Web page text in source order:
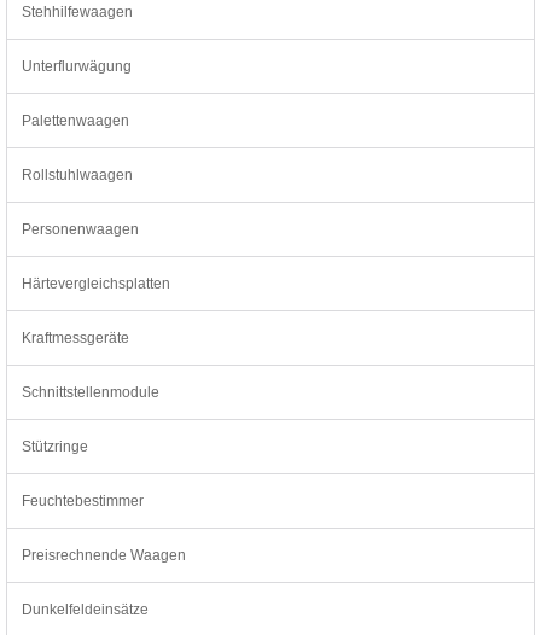
Stehhilfewaagen
Unterflurwägung
Palettenwaagen
Rollstuhlwaagen
Personenwaagen
Härtevergleichsplatten
Kraftmessgeräte
Schnittstellenmodule
Stützringe
Feuchtebestimmer
Preisrechnende Waagen
Dunkelfeldeinsätze